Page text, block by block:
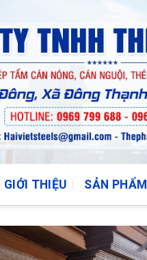
GIỚI THIỆU SẢN PHẨM